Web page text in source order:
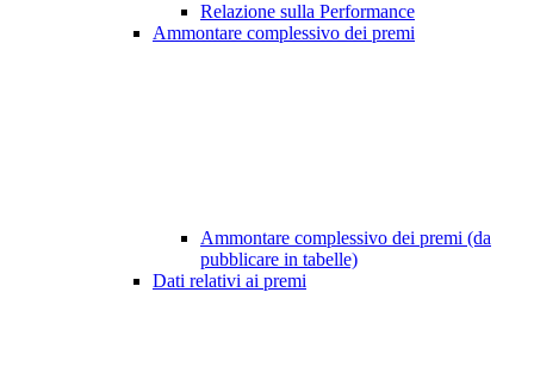
Relazione sulla Performance
Ammontare complessivo dei premi
Ammontare complessivo dei premi (da
pubblicare in tabelle)
Dati relativi ai premi